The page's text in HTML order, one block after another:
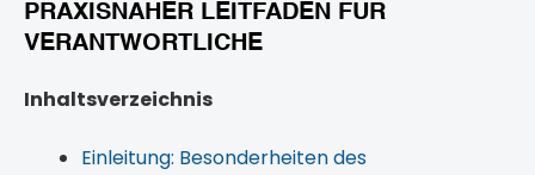
PRAXISNAHER LEITFADEN FÜR
VERANTWORTLICHE
Inhaltsverzeichnis
Einleitung: Besonderheiten des